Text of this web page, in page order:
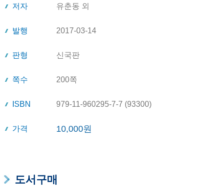
저자 유춘동 외
발행 2017-03-14
판형 신국판
쪽수 200쪽
ISBN 979-11-960295-7-7 (93300)
가격 10,000원
도서구매